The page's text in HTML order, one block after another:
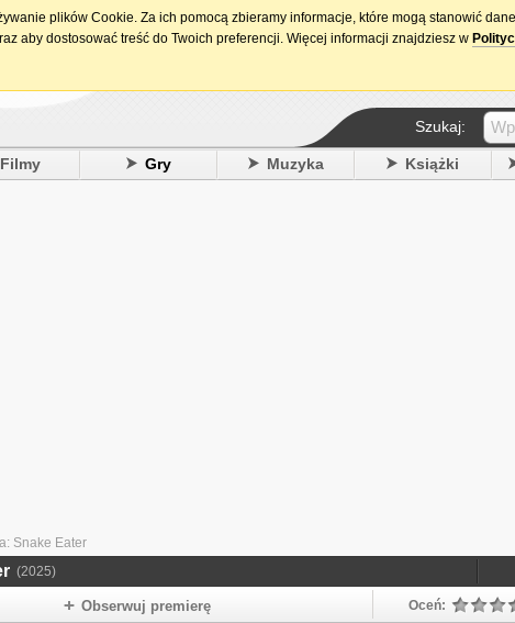
15. urodziny
Szukaj:
Filmy Gry Muzyka Książki
Snake Eater
(2025)
Obserwuj premierę Oceń:
plików Cookie. Za ich pomocą zbieramy informacje, które mogą stanowić
aby dostosować treść do Twoich preferencji. Więcej informacji znajdziesz w